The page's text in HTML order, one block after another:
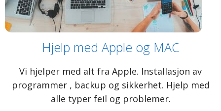
Hjelp med Apple og MAC
Vi hjelper med alt fra Apple. Installasjon av
programmer , backup og sikkerhet. Hjelp med
alle typer feil og problemer.